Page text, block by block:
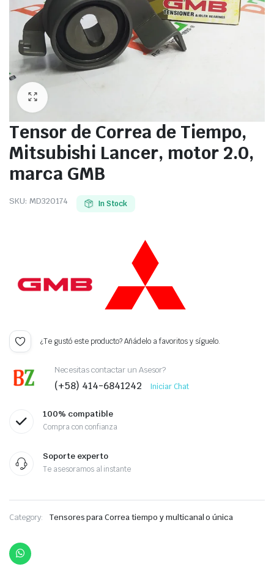
Tensor de Correa de Tiempo,
Mitsubishi Lancer, motor 2.0,
marca GMB
SKU: MD320174 In Stock
¿Te gustó este producto? Añádelo a favoritos y síguelo.
Necesitas contactar un Asesor?
(+58) 414-6841242 Iniciar Chat
100% compatible
Compra con confianza
Soporte experto
Te asesoramos al instante
Category: Tensores para Correa tiempo y multicanal o única